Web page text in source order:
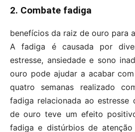
2. Combate fadiga
benefícios da raiz de ouro para
A fadiga é causada por
estresse, ansiedade e sono
ouro pode ajudar a acabar
quatro semanas realizado
fadiga relacionada ao estresse
de ouro teve um efeito
fadiga e distúrbios de